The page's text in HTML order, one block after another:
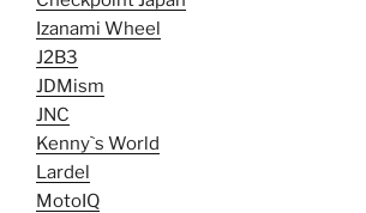
Izanami Wheel
J2B3
JDMism
JNC
Kenny`s World
Lardel
MotoIQ